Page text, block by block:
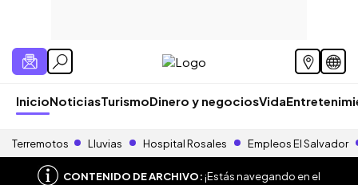
InicioNoticiasTurismoDinero y negociosVida
Terremotos Lluvias Hospital Rosales Empleos El Salvador
CONTENIDO DE ARCHIVO:¡Estás navegando en el